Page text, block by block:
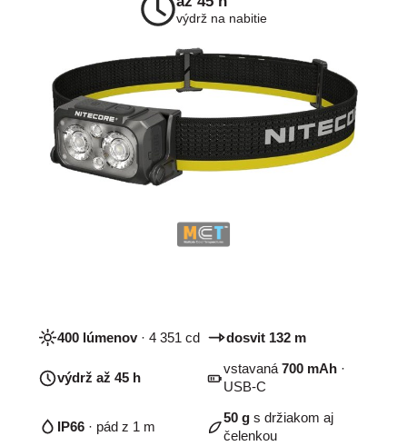
výdrž na nabitie
400 lúmenov· 4 351 cd dosvit 132 m
výdrž až 45 h
vstavaná700 mAh ·
USB-C
IP66 · pád z 1 m
50 g s držiakom aj
čelenkou